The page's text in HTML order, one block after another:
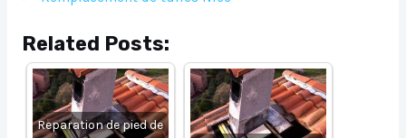
Related Posts:
Reparation de pied de